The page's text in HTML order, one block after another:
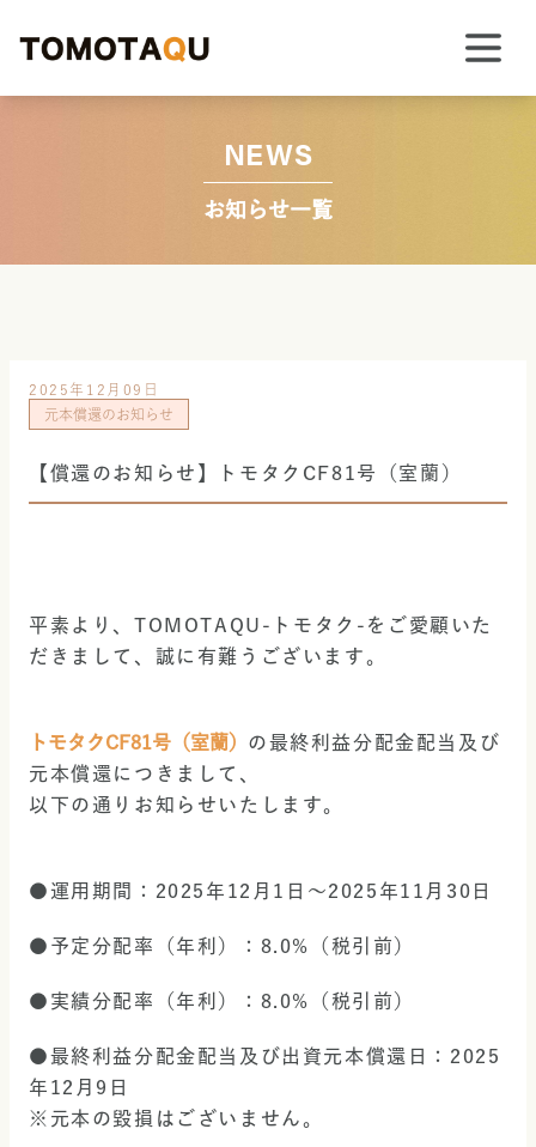
NEWS
お知らせ一覧
2025年12月09日
元本償還のお知らせ
【償還のお知らせ】トモタクCF81号（室蘭）
平素より、TOMOTAQU-トモタク-をご愛顧いた
だきまして、誠に有難うございます。
トモタクCF81号（室蘭） の最終利益分配金配当及び
元本償還につきまして、
以下の通りお知らせいたします。
●運用期間：2025年12月1日～2025年11月30日
●予定分配率（年利）：8.0%（税引前）
●実績分配率（年利）：8.0%（税引前）
●最終利益分配金配当及び出資元本償還日：2025
年12月9日
※元本の毀損はございません。